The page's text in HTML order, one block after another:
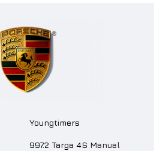
Youngtimers
997.2 Targa 4S Manual